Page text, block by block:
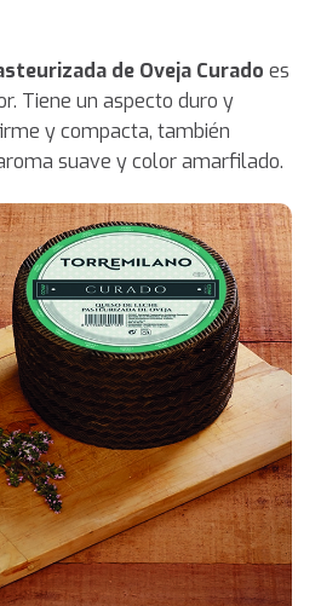
de Oveja Curado es
Tiene un aspecto duro y
y compacta, también
suave y color amarfilado.